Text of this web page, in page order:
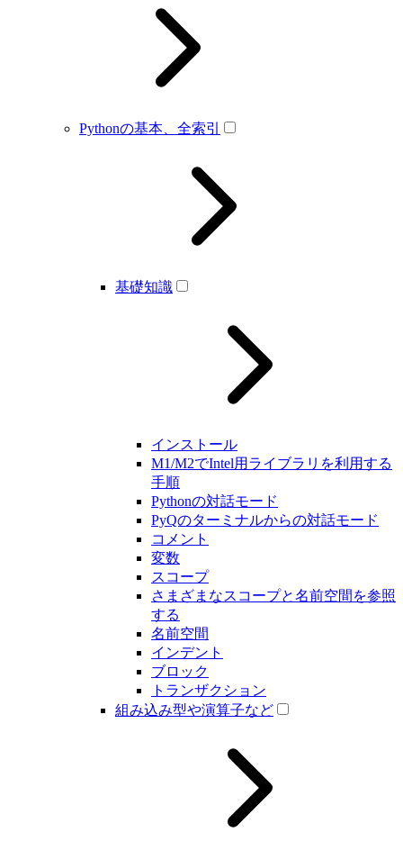
Pythonの基本、全索引
基礎知識
インストール
M1/M2でIntel用ライブラリを利用する
手順
Pythonの対話モード
PyQのターミナルからの対話モード
コメント
変数
スコープ
さまざまなスコープと名前空間を参照
する
名前空間
インデント
ブロック
トランザクション
組み込み型や演算子など